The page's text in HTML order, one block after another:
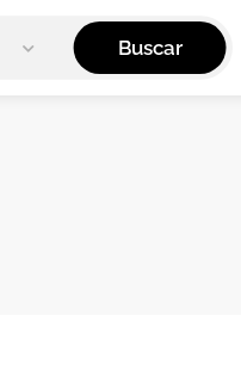
Buscar